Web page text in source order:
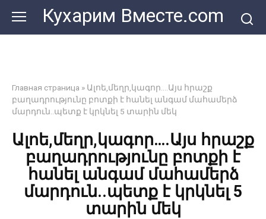
контенту
Кухарим Вместе.com
Главная страница » Ալոե,մեղր,կագոր….Այս հրաշք
բաղադրությունը բոտքի է հանել անգամ մահամերձ
մարդուն..պետք է կրկնել 5 տարին մեկ
Ալոե,մեղր,կագոր….Այս հրաշք
բաղադրությունը բոտքի է
հանել անգամ մահամերձ
մարդուն..պետք է կրկնել 5
տարին մեկ